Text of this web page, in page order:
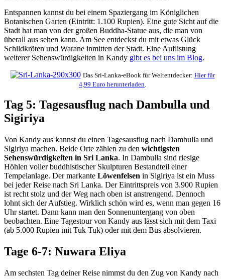
Entspannen kannst du bei einem Spaziergang im Königlichen
Botanischen Garten (Eintritt: 1.100 Rupien). Eine gute Sicht auf die
Stadt hat man von der großen Buddha-Statue aus, die man von
überall aus sehen kann. Am See entdeckst du mit etwas Glück
Schildkröten und Warane inmitten der Stadt. Eine Auflistung
weiterer Sehenswürdigkeiten in Kandy gibt es bei uns im Blog.
Das Sri-Lanka-eBook für Weltentdecker: Hier für
4,99 Euro herunterladen
Tag 5: Tagesausflug nach Dambulla und
Sigiriya
Von Kandy aus kannst du einen Tagesausflug nach Dambulla und
Sigiriya machen. Beide Orte zählen zu den wichtigsten
Sehenswürdigkeiten in Sri Lanka. In Dambulla sind riesige
Höhlen voller buddhistischer Skulpturen Bestandteil einer
Tempelanlage. Der markante Löwenfelsen in Sigiriya ist ein Muss
bei jeder Reise nach Sri Lanka. Der Eintrittspreis von 3.900 Rupien
ist recht stolz und der Weg nach oben ist anstrengend. Dennoch
lohnt sich der Aufstieg. Wirklich schön wird es, wenn man gegen 16
Uhr startet. Dann kann man den Sonnenuntergang von oben
beobachten. Eine Tagestour von Kandy aus lässt sich mit dem Taxi
(ab 5.000 Rupien mit Tuk Tuk) oder mit dem Bus absolvieren.
Tage 6-7: Nuwara Eliya
Am sechsten Tag deiner Reise nimmst du den Zug von Kandy nach